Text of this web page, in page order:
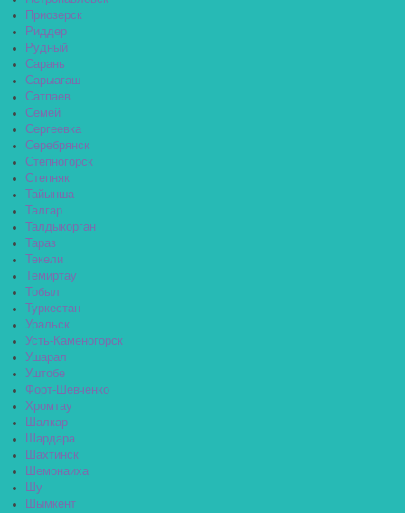
Приозерск
Риддер
Рудный
Сарань
Сарыагаш
Сатпаев
Семей
Сергеевка
Серебрянск
Степногорск
Степняк
Тайынша
Талгар
Талдыкорган
Тараз
Текели
Темиртау
Тобыл
Туркестан
Уральск
Усть-Каменогорск
Ушарал
Уштобе
Форт-Шевченко
Хромтау
Шалкар
Шардара
Шахтинск
Шемонаиха
Шу
Шымкент